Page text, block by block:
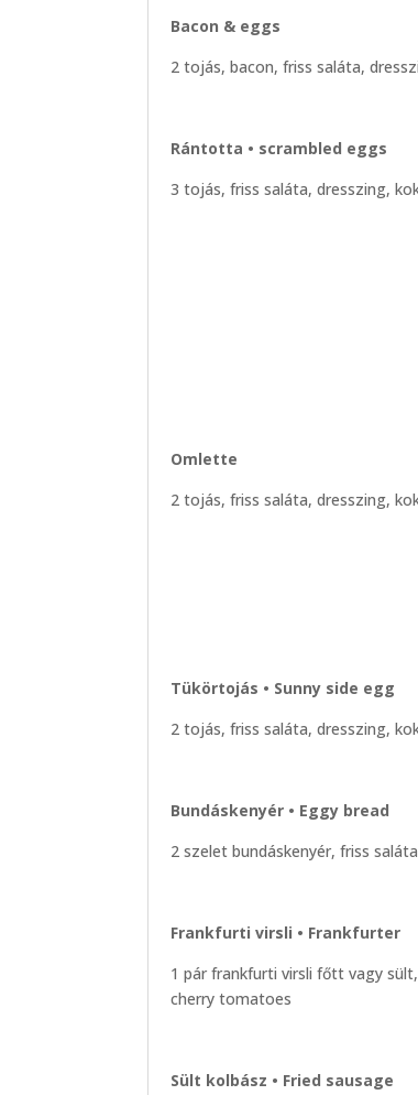
Bacon & eggs
2 tojás, bacon, friss saláta,
Rántotta • scrambled eggs
3 tojás, friss saláta, dresszing,
Omlette
2 tojás, friss saláta, dresszing,
Tükörtojás • Sunny side egg
2 tojás, friss saláta, dresszing,
Bundáskenyér • Eggy bread
2 szelet bundáskenyér, friss
Frankfurti virsli • Frankfurter
1 pár frankfurti virsli főtt vagy
cherry tomatoes
Sült kolbász • Fried sausage